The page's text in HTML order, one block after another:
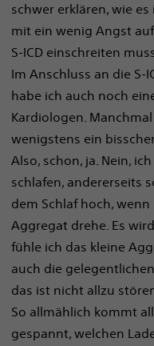
schwer erklären, wie
mit ein wenig Angst
S-ICD einschreiten
Im Anschluss an die S-
habe ich auch noch
Kardiologen.
wenigstens ein
Also, schon, ja. Nein,
schlafen, andererseits
dem Schlaf hoch,
Aggregat drehe. Es
fühle ich das kleine
auch die
das ist nicht allzu
So allmählich kommt
gespannt, welchen